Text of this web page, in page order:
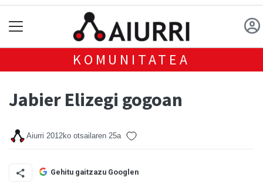
KOMUNITATEA
Jabier Elizegi gogoan
Aiurri 2012ko otsailaren 25a
Gehitu gaitzazu Googlen